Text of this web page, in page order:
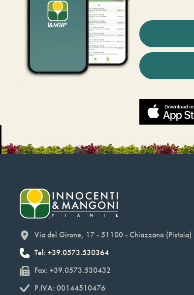
Via del Girone, 17 - 51100 - Chiazzano (Pistoia)
Tel: +39.0573.530364
Fax: +39.0573.530432
P.IVA: 00144510476